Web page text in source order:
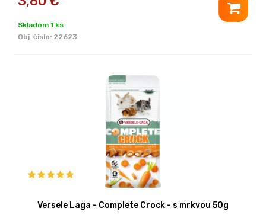
Skladom 1 ks
Obj. čislo: 22623
Versele Laga - Complete Crock - s mrkvou 50g